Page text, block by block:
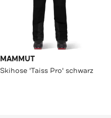
MAMMUT
Skihose 'Taiss Pro' schwarz